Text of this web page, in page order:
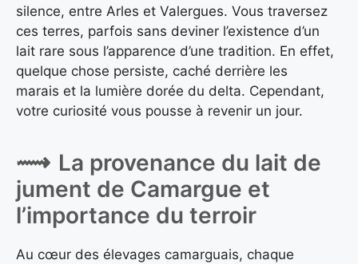
silence, entre Arles et Valergues. Vous traversez
ces terres, parfois sans deviner l’existence d’un
lait rare sous l’apparence d’une tradition. En effet,
quelque chose persiste, caché derrière les
marais et la lumière dorée du delta. Cependant,
votre curiosité vous pousse à revenir un jour.
La provenance du lait de
jument de Camargue et
l’importance du terroir
Au cœur des élevages camarguais, chaque